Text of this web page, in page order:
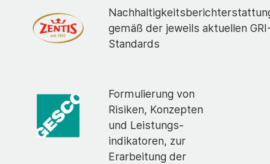
gemäß der jeweils aktuellen
Standards
Formulierung von
Risiken, Konzepten
und Leistungs-
indikatoren, zur
Erarbeitung der